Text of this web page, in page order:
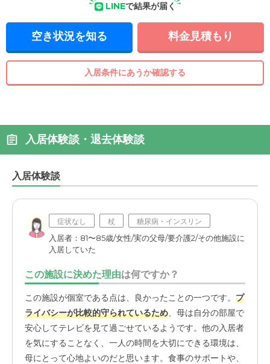
LINEで結果が届く
空き状況を知る 料金見積もり
入居条件にあうか確認する
入居体験談・退去体験談
入居体験談
症状なし 杖 糖尿病・インスリン
入居者：81〜85歳/女性/実の父母/要介護2/その他施設に
入居していた
この施設に決めた理由は何ですか？
この施設が個室である点は、良かったことの一つです。 プ
ライバシーが比較的守られているため、母は自分の部屋で
安心してテレビを見て過ごせているようです。他の入居者
を気にすることなく、一人の時間を大切にできる環境は、
母にとって心地よいのだと思います。食事のサポートや、